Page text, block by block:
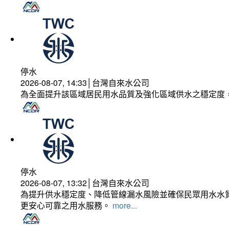
停水
2026-08-07, 14:33│台灣自來水公司
為全面提升該區域居民用水品質及強化區域供水之穩定
停水
2026-08-07, 13:32│台灣自來水公司
為提升供水穩定度、降低管線漏水風險並確保民眾用水
更安心可靠之用水服務。 more...